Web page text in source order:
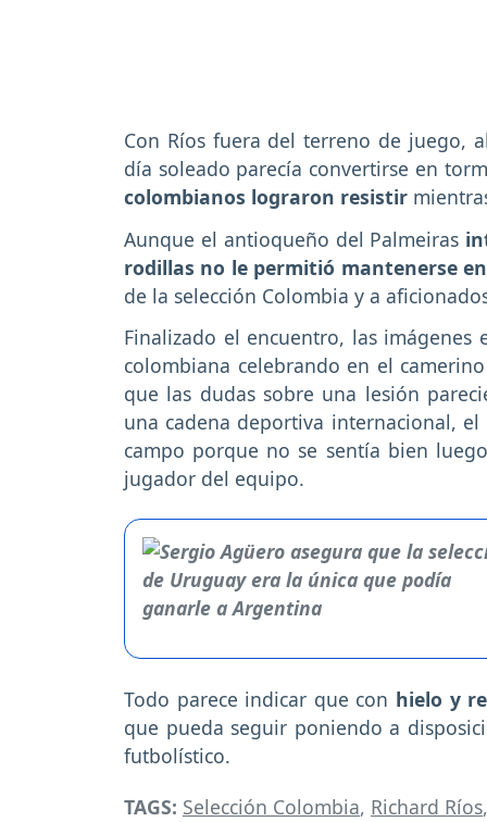
Con Ríos fuera del terreno de juego,
día soleado parecía convertirse en
colombianos lograron resistir
Aunque el antioqueño del Palmeiras
rodillas no le permitió mantenerse
de la selección Colombia y a
Finalizado el encuentro, las imágenes
colombiana celebrando en el
que las dudas sobre una lesión
una cadena deportiva internacional,
campo porque no se sentía bien
jugador del equipo.
Todo parece indicar que con hielo y
que pueda seguir poniendo a
futbolístico.
TAGS: Selección Colombia, Richard Ríos,